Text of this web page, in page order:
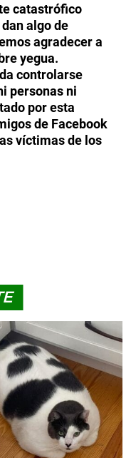
catastrófico
algo de
agradecer a
yegua.
controlarse
personas ni
por esta
de Facebook
víctimas de los